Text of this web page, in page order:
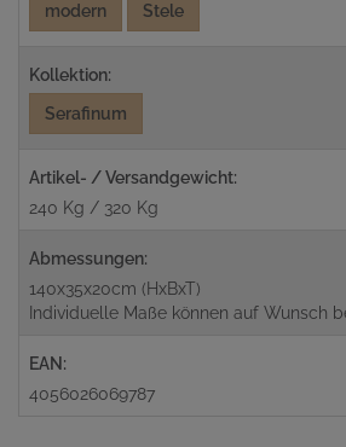
modern
Stele
Kollektion:
Serafinum
Artikel- / Versandgewicht:
240 Kg / 320 Kg
Abmessungen:
140x35x20cm (HxBxT)
Individuelle Maße können auf Wunsch
EAN:
4056026069787